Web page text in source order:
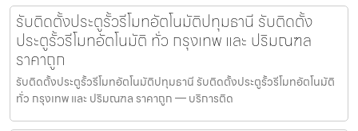
รับติดตั้งประตูรั้วรีโมทอัตโนมัติปทุมธานี รับติดตั้ง
ประตูรั้วรีโมทอัตโนมัติ ทั่ว กรุงเทพ และ ปริมณฑล
ราคาถูก
รับติดตั้งประตูรั้วรีโมทอัตโนมัติปทุมธานี รับติดตั้งประตูรั้วรีโมทอัตโนมัติ
ทั่ว กรุงเทพ และ ปริมณฑล ราคาถูก — บริการติด